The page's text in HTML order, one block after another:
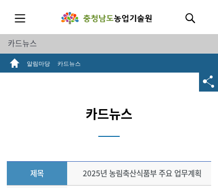
카드뉴스
알림마당 카드뉴스
카드뉴스
제목 2025년 농림축산식품부 주요 업무계획